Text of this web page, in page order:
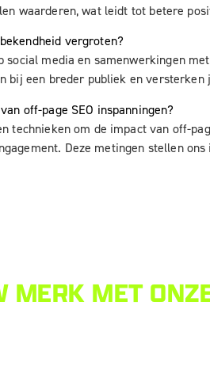
waarderen, wat leidt tot betere
vergroten?
social media en samenwerkingen
bij een breder publiek en versterken
off-page SEO inspanningen?
technieken om de impact van off-
Deze metingen stellen
MERK MET